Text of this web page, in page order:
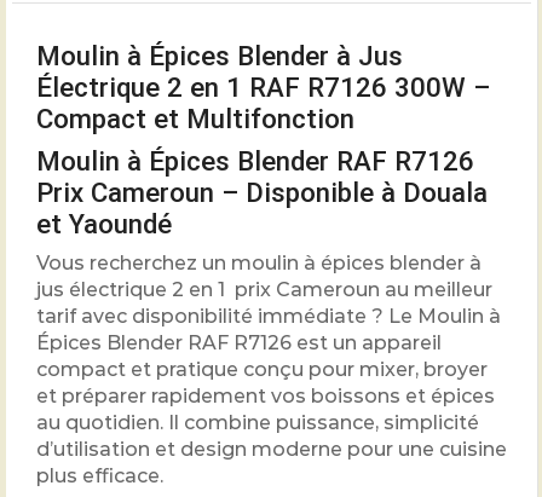
Moulin à Épices Blender à Jus
Électrique 2 en 1 RAF R7126 300W –
Compact et Multifonction
Moulin à Épices Blender RAF R7126
Prix Cameroun – Disponible à Douala
et Yaoundé
Vous recherchez un moulin à épices blender à
jus électrique 2 en 1 prix Cameroun au meilleur
tarif avec disponibilité immédiate ? Le Moulin à
Épices Blender RAF R7126 est un appareil
compact et pratique conçu pour mixer, broyer
et préparer rapidement vos boissons et épices
au quotidien. Il combine puissance, simplicité
d’utilisation et design moderne pour une cuisine
plus efficace.